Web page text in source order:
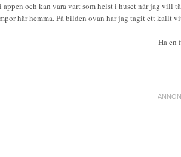
appen och kan vara vart som helst i huset när jag vill
här hemma. På bilden ovan har jag tagit ett kallt
Ha en